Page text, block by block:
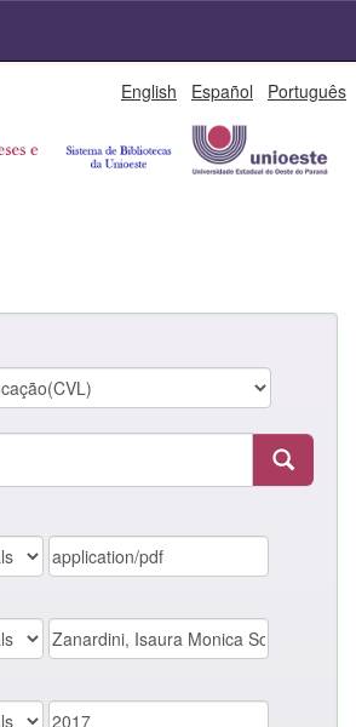
English Español Português